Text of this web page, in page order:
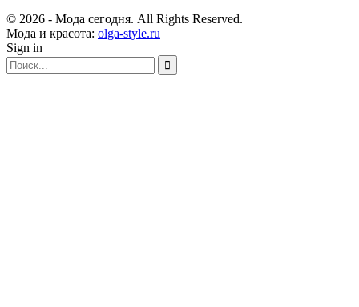
© 2026 - Мода сегодня. All Rights Reserved.
Мода и красота: olga-style.ru
Sign in